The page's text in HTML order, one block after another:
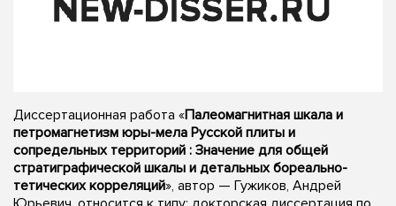
Диссертационная работа «Палеомагнитная шкала и
петромагнетизм юры-мела Русской плиты и
сопредельных территорий : Значение для общей
стратиграфической шкалы и детальных бореально-
тетических корреляций», автор — Гужиков, Андрей